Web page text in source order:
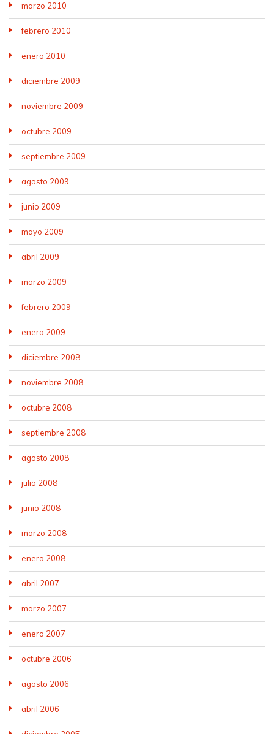
marzo 2010
febrero 2010
enero 2010
diciembre 2009
noviembre 2009
octubre 2009
septiembre 2009
agosto 2009
junio 2009
mayo 2009
abril 2009
marzo 2009
febrero 2009
enero 2009
diciembre 2008
noviembre 2008
octubre 2008
septiembre 2008
agosto 2008
julio 2008
junio 2008
marzo 2008
enero 2008
abril 2007
marzo 2007
enero 2007
octubre 2006
agosto 2006
abril 2006